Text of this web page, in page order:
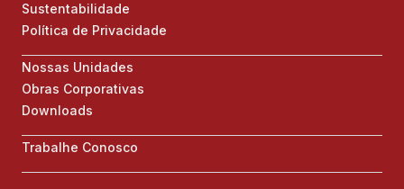
Sustentabilidade
Política de Privacidade
Nossas Unidades
Obras Corporativas
Downloads
Trabalhe Conosco